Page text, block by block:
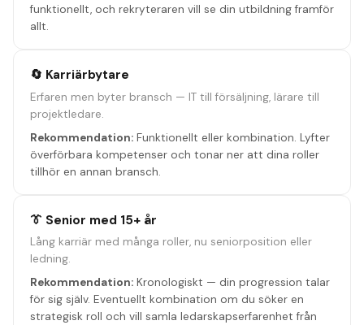
funktionellt, och rekryteraren vill se din utbildning framför
allt.
🔄 Karriärbytare
Erfaren men byter bransch — IT till försäljning, lärare till
projektledare.
Rekommendation: Funktionellt eller kombination. Lyfter
överförbara kompetenser och tonar ner att dina roller
tillhör en annan bransch.
👔 Senior med 15+ år
Lång karriär med många roller, nu seniorposition eller
ledning.
Rekommendation: Kronologiskt — din progression talar
för sig själv. Eventuellt kombination om du söker en
strategisk roll och vill samla ledarskapserfarenhet från